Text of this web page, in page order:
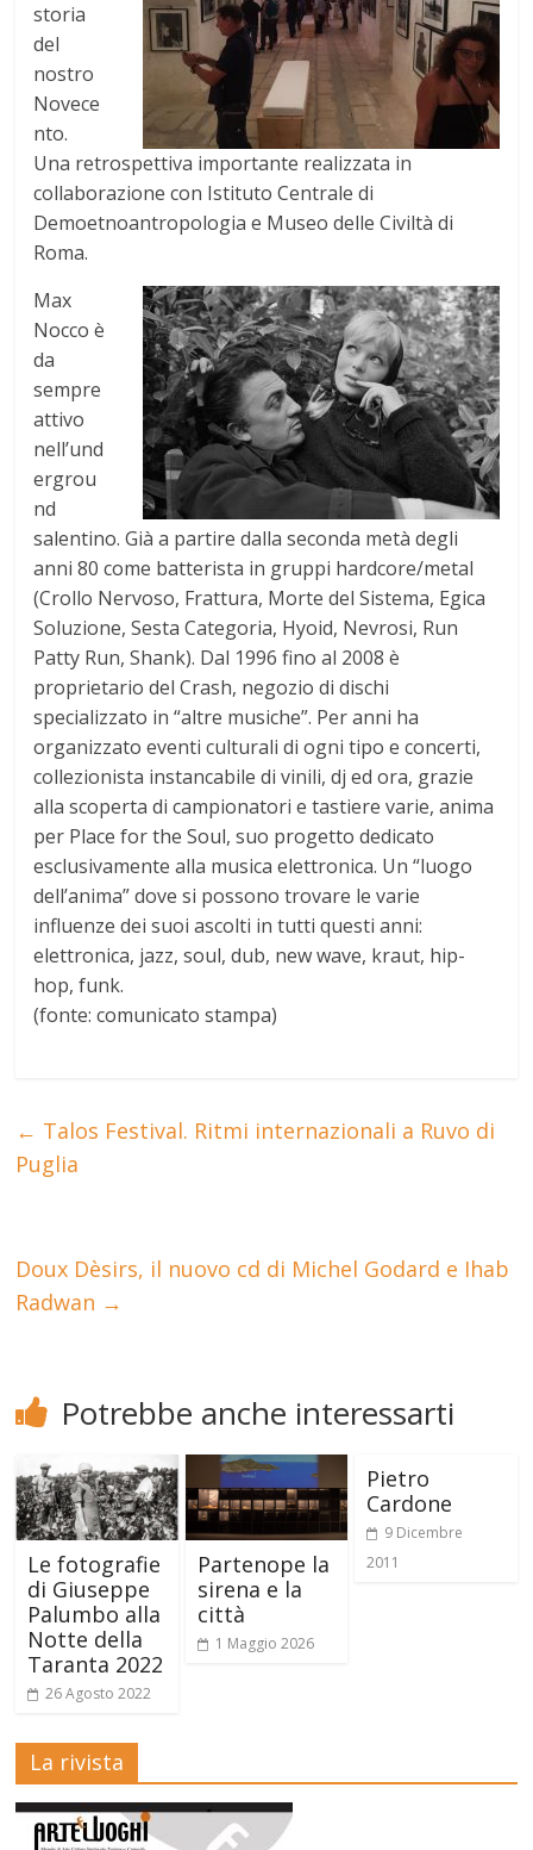
storia
del
nostro
Novece
nto.
Una retrospettiva importante realizzata in
collaborazione con Istituto Centrale di
Demoetnoantropologia e Museo delle Civiltà di
Roma.
Max
Nocco è
da
sempre
attivo
nell’und
ergrou
nd
salentino. Già a partire dalla seconda metà degli
anni 80 come batterista in gruppi hardcore/metal
(Crollo Nervoso, Frattura, Morte del Sistema, Egica
Soluzione, Sesta Categoria, Hyoid, Nevrosi, Run
Patty Run, Shank). Dal 1996 fino al 2008 è
proprietario del Crash, negozio di dischi
specializzato in “altre musiche”. Per anni ha
organizzato eventi culturali di ogni tipo e concerti,
collezionista instancabile di vinili, dj ed ora, grazie
alla scoperta di campionatori e tastiere varie, anima
per Place for the Soul, suo progetto dedicato
esclusivamente alla musica elettronica. Un “luogo
dell’anima” dove si possono trovare le varie
influenze dei suoi ascolti in tutti questi anni:
elettronica, jazz, soul, dub, new wave, kraut, hip-
hop, funk.
(fonte: comunicato stampa)
← Talos Festival. Ritmi internazionali a Ruvo di
Puglia
Doux Dèsirs, il nuovo cd di Michel Godard e Ihab
Radwan →
Potrebbe anche interessarti
Le fotografie
di Giuseppe
Palumbo alla
Notte della
Taranta 2022
26 Agosto 2022
Partenope la
sirena e la
città
1 Maggio 2026
Pietro
Cardone
9 Dicembre
2011
La rivista